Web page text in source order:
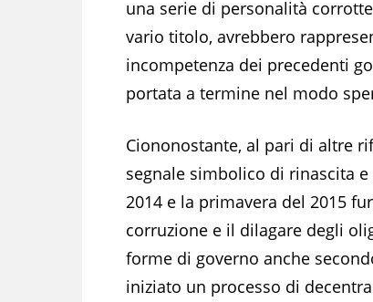
una serie di personalità
vario titolo, avrebbero
incompetenza dei precedenti
portata a termine nel modo
Ciononostante, al pari di altre
segnale simbolico di rinascita
2014 e la primavera del 2015
corruzione e il dilagare degli
forme di governo anche
iniziato un processo di